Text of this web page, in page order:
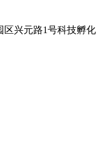
区兴元路1号科技孵化